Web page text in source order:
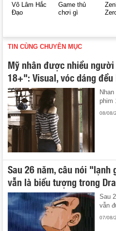
Võ Lâm Hắc
Đạo
Game thủ
chơi gì
TIN CÙNG CHUYÊN MỤC
Mỹ nhân được nhiều
18+": Visual, vóc dáng
phim
08/08/
Sau 26 năm, câu nói "lạnh
vẫn là biểu tượng trong
Sau
vẫn
07/08/